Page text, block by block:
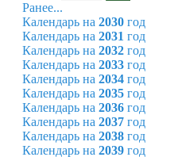
Ранее...
Календарь на 2030 год
Календарь на 2031 год
Календарь на 2032 год
Календарь на 2033 год
Календарь на 2034 год
Календарь на 2035 год
Календарь на 2036 год
Календарь на 2037 год
Календарь на 2038 год
Календарь на 2039 год